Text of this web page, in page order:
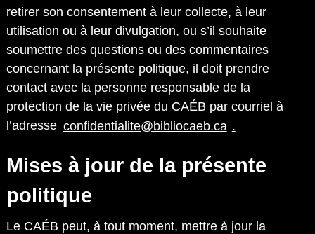
retirer son consentement à leur collecte, à leur
utilisation ou à leur divulgation, ou s’il souhaite
soumettre des questions ou des commentaires
concernant la présente politique, il doit prendre
contact avec la personne responsable de la
protection de la vie privée du CAÉB par courriel à
l’adresse confidentialite@bibliocaeb.ca .
Mises à jour de la présente
politique
Le CAÉB peut, à tout moment, mettre à jour la